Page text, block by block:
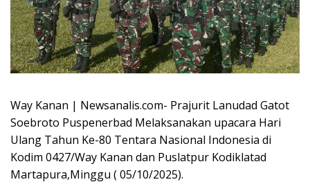
Way Kanan | Newsanalis.com- Prajurit Lanudad Gatot
Soebroto Puspenerbad Melaksanakan upacara Hari
Ulang Tahun Ke-80 Tentara Nasional Indonesia di
Kodim 0427/Way Kanan dan Puslatpur Kodiklatad
Martapura,Minggu ( 05/10/2025).